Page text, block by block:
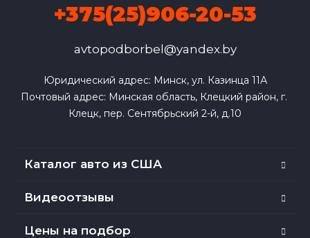
+375(25)906-20-53
avtopodborbel@yandex.by
Юридический адрес: Минск, ул. Казинца 11А
Почтовый адрес: Минская область, Клецкий район, г.
Клецк, пер. Сентябрьский 2-й, д.10
Каталог авто из США
Видеоотзывы
Цены на подбор